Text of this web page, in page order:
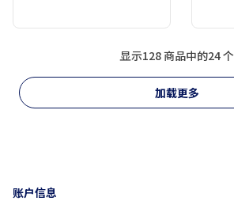
显示128 商品中的24 个
加载更多
账户信息